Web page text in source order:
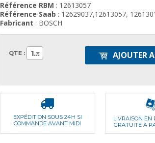
Référence RBM : 12613057
Référence Saab : 12629037,12613057,
Fabricant : BOSCH
QTE : 1 AJOUTER
EXPÉDITION SOUS 24H SI
COMMANDE AVANT MIDI
LIVRAISON EN
GRATUITE À